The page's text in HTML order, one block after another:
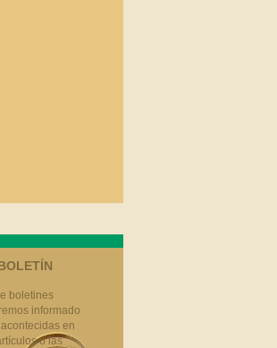
boletines
informado
en
o las